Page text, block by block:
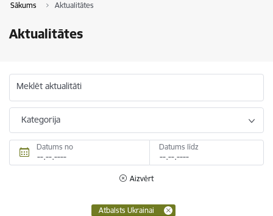
Sākums Aktualitātes
Aktualitātes
Meklēt aktualitāti
Kategorija
Datums no Datums līdz
Aizvērt
Atbalsts Ukrainai